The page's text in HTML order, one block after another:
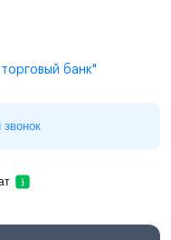
банк"
звонок
в чат